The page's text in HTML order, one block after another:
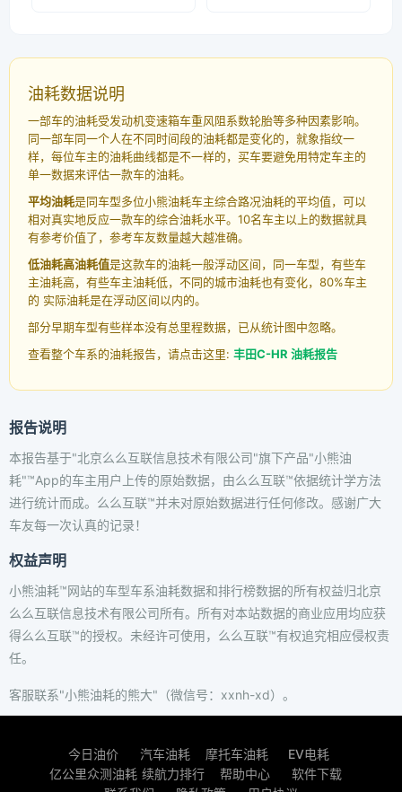
油耗数据说明
一部车的油耗受发动机变速箱车重风阻系数轮胎等多种因素影响。
同一部车同一个人在不同时间段的油耗都是变化的，就象指纹一
样，每位车主的油耗曲线都是不一样的，买车要避免用特定车主的
单一数据来评估一款车的油耗。
平均油耗是同车型多位小熊油耗车主综合路况油耗的平均值，可以
相对真实地反应一款车的综合油耗水平。10名车主以上的数据就具
有参考价值了，参考车友数量越大越准确。
低油耗高油耗值是这款车的油耗一般浮动区间，同一车型，有些车
主油耗高，有些车主油耗低，不同的城市油耗也有变化，80%车主
的 实际油耗是在浮动区间以内的。
部分早期车型有些样本没有总里程数据，已从统计图中忽略。
查看整个车系的油耗报告，请点击这里: 丰田C-HR 油耗报告
报告说明
本报告基于"北京么么互联信息技术有限公司"旗下产品"小熊油
耗"™App的车主用户上传的原始数据，由么么互联™依据统计学方法
进行统计而成。么么互联™并未对原始数据进行任何修改。感谢广大
车友每一次认真的记录！
权益声明
小熊油耗™网站的车型车系油耗数据和排行榜数据的所有权益归北京
么么互联信息技术有限公司所有。所有对本站数据的商业应用均应获
得么么互联™的授权。未经许可使用，么么互联™有权追究相应侵权责
任。
客服联系"小熊油耗的熊大"（微信号：xxnh-xd）。
今日油价 汽车油耗 摩托车油耗
EV电耗
亿公里众测油耗 续航力排行 帮助中心
软件下载